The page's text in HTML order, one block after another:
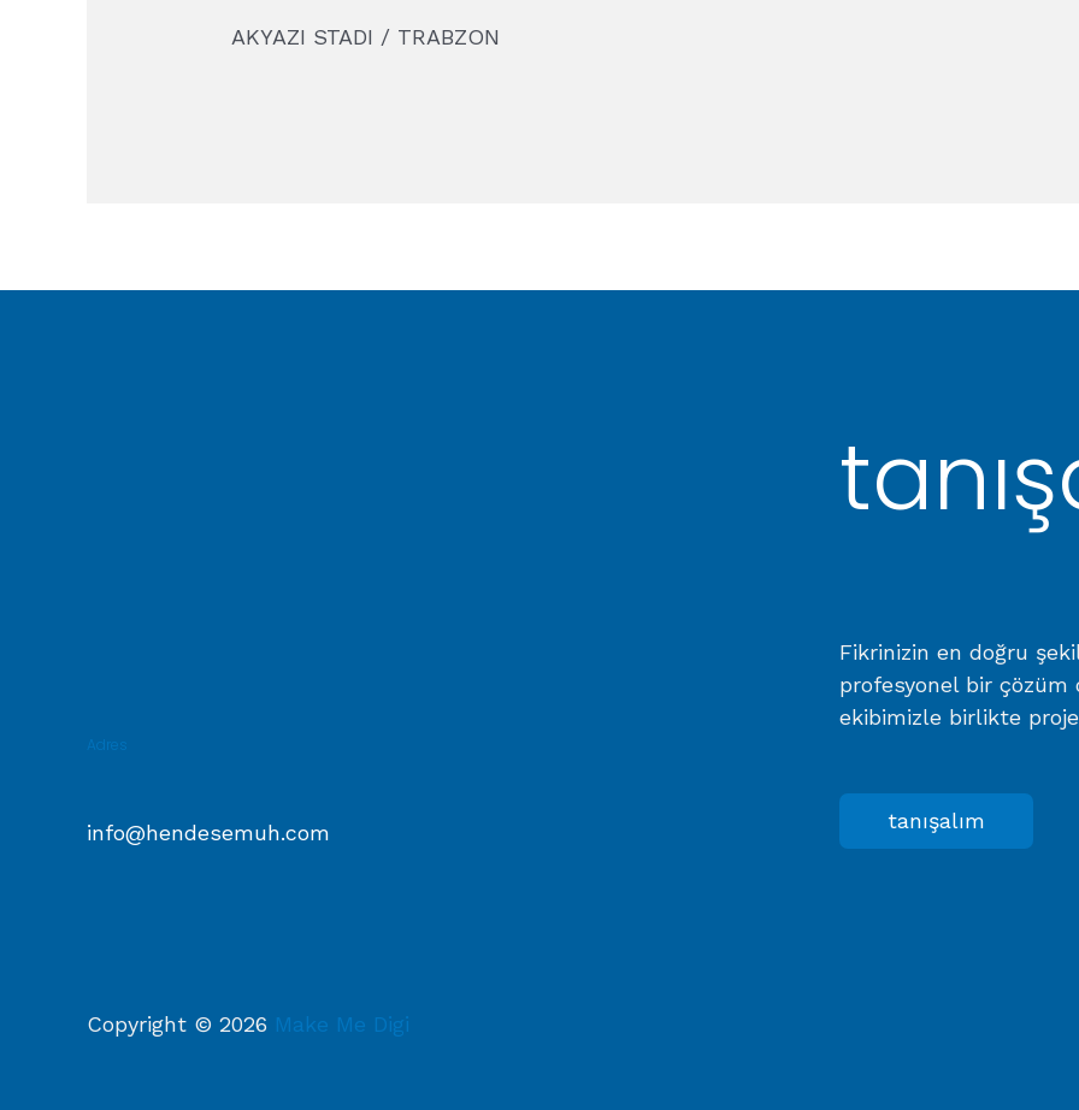
AKYAZI STADI / TRABZON
Adres
info@hendesemuh.com
Fikrinizin en doğru
profesyonel bir çözüm
ekibimizle birlikte
tanışalım
Copyright © 2026 Make Me Digi